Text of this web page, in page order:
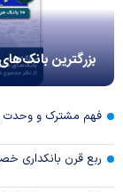
بزرگترین
فهم مشترک و وحدت
ربع قرن بانکداری